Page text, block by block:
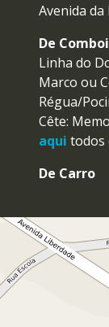
Avenida
De
Linha do
Marco ou
Régua/
Cête:
aqui todos
De Carro
da A7
direção
nó de
a